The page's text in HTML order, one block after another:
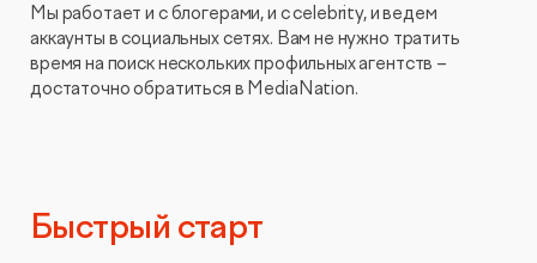
Мы работает и с блогерами, и с celebrity, и ведем
аккаунты в социальных сетях. Вам не нужно тратить
время на поиск нескольких профильных агентств –
достаточно обратиться в MediaNation.
Быстрый старт